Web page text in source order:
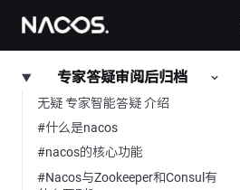
专家答疑审阅后归档
无疑 专家智能答疑 介绍
#什么是nacos
#nacos的核心功能
#Nacos与Zookeeper和Consul有